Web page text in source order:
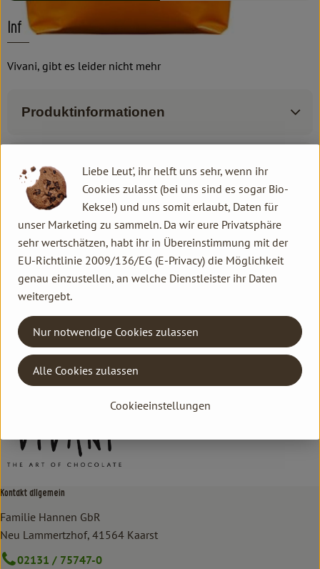
Info
Vivani, gibt es leider nicht mehr
Produktinformationen
Zutaten
Produktdatenblatt
Herkunft
Hersteller: VNI
DV
Vivani
Kontakt allgemein
Familie Hannen GbR
Neu Lammertzhof, 41564 Kaarst
02131 / 75747-0
Liebe Leut', ihr helft uns sehr, wenn ihr
Cookies zulasst (bei uns sind es sogar Bio-
Kekse!) und uns somit erlaubt, Daten für
unser Marketing zu sammeln. Da wir eure Privatsphäre
sehr wertschätzen, habt ihr in Übereinstimmung mit der
EU-Richtlinie 2009/136/EG (E-Privacy) die Möglichkeit
genau einzustellen, an welche Dienstleister ihr Daten
weitergebt.
Cookieeinstellungen
Nur notwendige Cookies zulassen
Alle Cookies zulassen